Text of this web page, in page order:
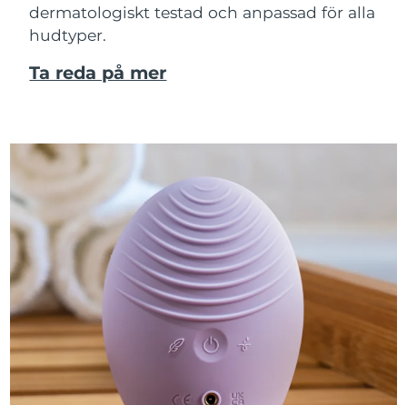
dermatologiskt testad och anpassad för alla
hudtyper.
Ta reda på mer